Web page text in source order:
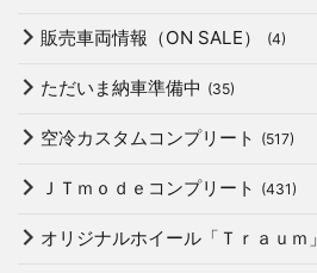
販売車両情報（ON SALE） (4)
ただいま納車準備中 (35)
空冷カスタムコンプリート (517)
ＪＴｍｏｄｅコンプリート (431)
オリジナルホイール「Ｔｒａｕｍ」